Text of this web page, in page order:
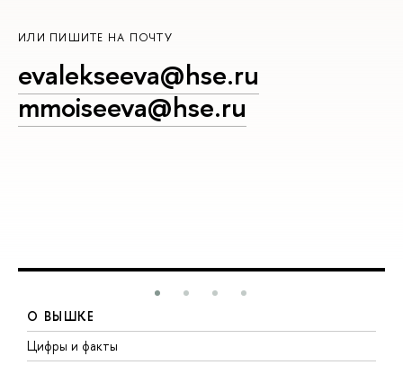
ИЛИ ПИШИТЕ НА ПОЧТУ
evalekseeva@hse.ru
mmoiseeva@hse.ru
О ВЫШКЕ
Цифры и факты